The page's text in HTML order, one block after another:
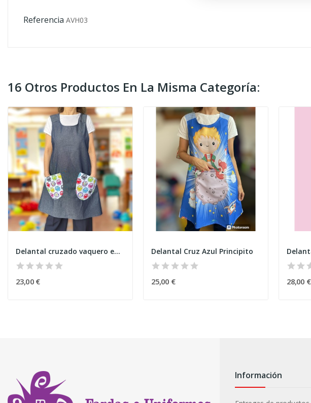
Referencia AVH03
16 Otros Productos En La Misma Categoría:
Delantal cruzado vaquero emociones
23,00 €
Delantal Cruz Azul Principito
25,00 € 28,00 €
Información